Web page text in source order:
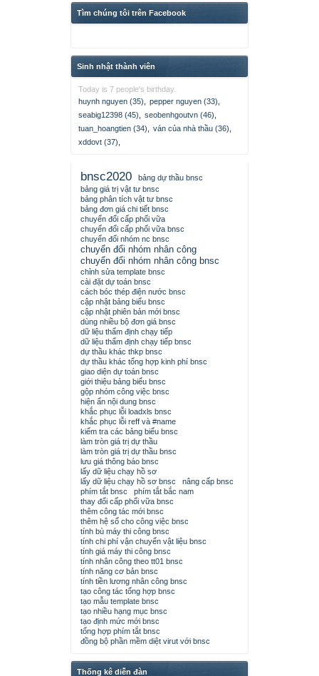
Tìm chúng tôi trên Facebook
Sinh nhật thành viên
Today is 7 people's birthday.
huynh nguyen (35)
pepper nguyen (33)
seabig12398 (45)
seobenhgoutvn (46)
tuan_hoangtien (34)
ván của nhà thầu (36)
xddovt (37)
bnsc2020
bảng dự thầu bnsc
bảng giá trị vật tư bnsc
bảng phân tích vật tư bnsc
bảng đơn giá chi tiết bnsc
chuyển đổi cấp phối vữa
chuyển đổi cấp phối vữa bnsc
chuyển đổi nhóm nc bnsc
chuyển đổi nhóm nhân công
chuyển đổi nhóm nhân công bnsc
chỉnh sửa template bnsc
cài đặt dự toán bnsc
cách bóc thép điện nước bnsc
cập nhật bảng biểu bnsc
cập nhật phiên bản mới bnsc
dùng nhiều bộ đơn giá bnsc
dữ liệu thẩm định chạy tiếp
dữ liệu thẩm định chạy tiếp bnsc
dự thầu khác thkp bnsc
dự thầu khác tổng hợp kinh phí bnsc
giao diện dự toán bnsc
giới thiệu bảng biểu bnsc
gộp nhóm công việc bnsc
hiện ẩn nội dung bnsc
khắc phục lỗi loadxls bnsc
khắc phục lỗi reff và #name
kiểm tra các bảng biểu bnsc
làm tròn giá trị dự thầu
làm tròn giá trị dự thầu bnsc
lưu giá thông báo bnsc
lấy dữ liệu chạy hồ sơ
lấy dữ liệu chạy hồ sơ bnsc
nâng cấp bnsc
phím tắt bnsc
phím tắt bắc nam
thay đổi cấp phối vữa bnsc
thêm công tác mới bnsc
thêm hệ số cho công việc bnsc
tính bù máy thi công bnsc
tính chi phí vận chuyển vật liệu bnsc
tính giá máy thi công bnsc
tính nhân công theo tt01 bnsc
tính năng cơ bản bnsc
tính tiền lương nhân công bnsc
tạo công tác tổng hợp bnsc
tạo mẫu template bnsc
tạo nhiều hạng mục bnsc
tạo định mức mới bnsc
tổng hợp phím tắt bnsc
đồng bộ phần mềm diệt virut với bnsc
Thống kê diễn đàn